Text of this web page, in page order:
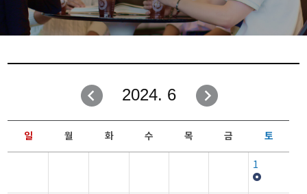
2024. 6
일 월 화 수 목 금 토
1